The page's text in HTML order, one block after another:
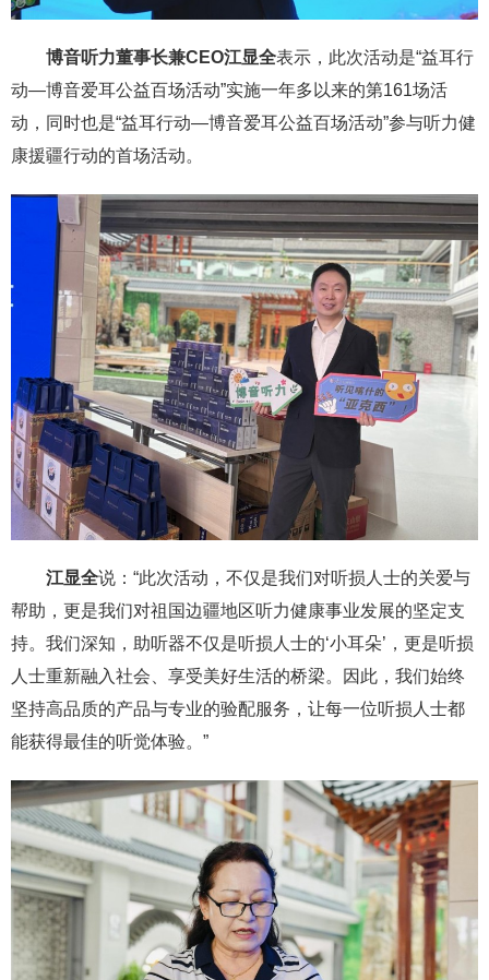
博音听力董事长兼CEO江显全表示，此次活动是“益耳行
动—博音爱耳公益百场活动”实施一年多以来的第161场活
动，同时也是“益耳行动—博音爱耳公益百场活动”参与听力健
康援疆行动的首场活动。
江显全说：“此次活动，不仅是我们对听损人士的关爱与
帮助，更是我们对祖国边疆地区听力健康事业发展的坚定支
持。我们深知，助听器不仅是听损人士的‘小耳朵’，更是听损
人士重新融入社会、享受美好生活的桥梁。因此，我们始终
坚持高品质的产品与专业的验配服务，让每一位听损人士都
能获得最佳的听觉体验。”